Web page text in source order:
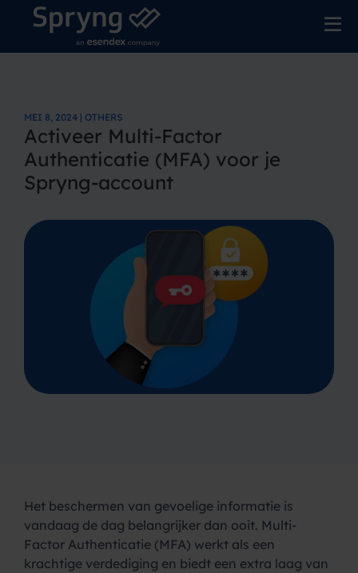
MEI 8, 2024 | OTHERS
Activeer Multi-Factor
Authenticatie (MFA) voor je
Spryng-account
Het beschermen van gevoelige informatie is
vandaag de dag belangrijker dan ooit. Multi-
Factor Authenticatie (MFA) werkt als een
krachtige verdediging en biedt een extra laag van